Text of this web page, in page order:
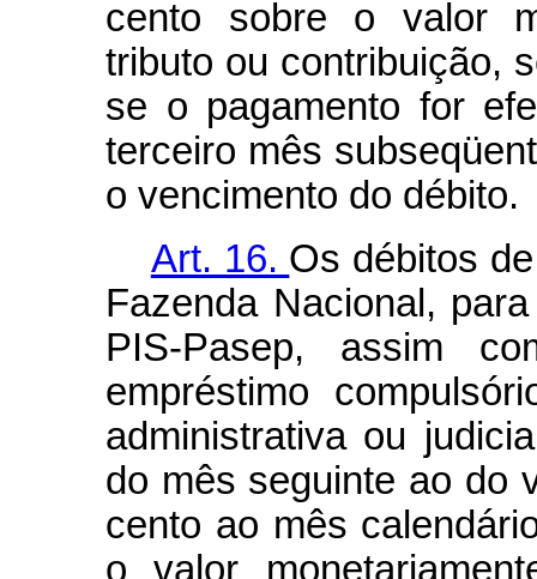
cento sobre o valor
tributo ou contribuição,
se o pagamento for
terceiro mês
o vencimento do débito.
Art. 16. Os débitos
Fazenda Nacional,
PIS-Pasep, assim
empréstimo
administrativa ou
do mês seguinte ao do
cento ao mês
o valor